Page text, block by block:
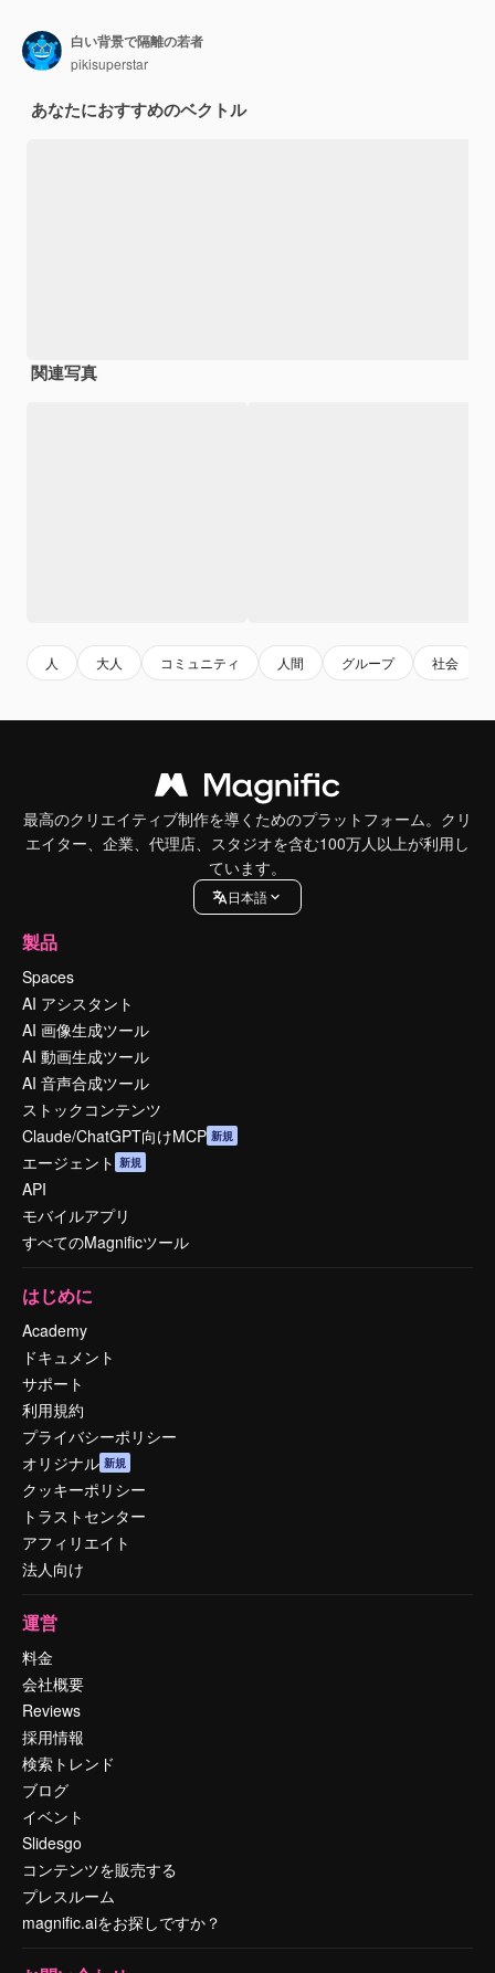
白い背景で隔離の若者
pikisuperstar
あなたにおすすめのベクトル
関連写真
人 大人 コミュニティ 人間 グループ 社会
最高のクリエイティブ制作を導くためのプラットフォーム。クリ
エイター、企業、代理店、スタジオを含む100万人以上が利用し
ています。
日本語
製品
Spaces
AI アシスタント
AI 画像生成ツール
AI 動画生成ツール
AI 音声合成ツール
ストックコンテンツ
Claude/ChatGPT向けMCP 新規
エージェント 新規
API
モバイルアプリ
すべてのMagnificツール
はじめに
Academy
ドキュメント
サポート
利用規約
プライバシーポリシー
オリジナル 新規
クッキーポリシー
トラストセンター
アフィリエイト
法人向け
運営
料金
会社概要
Reviews
採用情報
検索トレンド
ブログ
イベント
Slidesgo
コンテンツを販売する
プレスルーム
magnific.aiをお探しですか？